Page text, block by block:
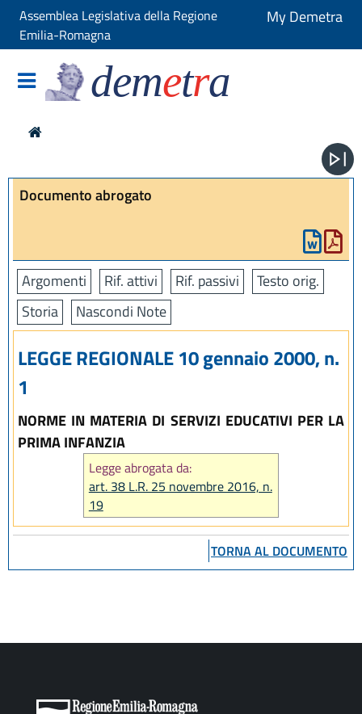
Assemblea Legislativa della Regione
Emilia-Romagna
My Demetra
demetra
Documento abrogato
Argomenti Rif. attivi Rif. passivi
Testo orig.
Storia
Nascondi Note
LEGGE REGIONALE 10 gennaio 2000, n.
1
NORME IN MATERIA DI SERVIZI EDUCATIVI PER LA
PRIMA INFANZIA
Legge abrogata da:
art. 38 L.R. 25 novembre 2016, n.
19
TORNA AL DOCUMENTO